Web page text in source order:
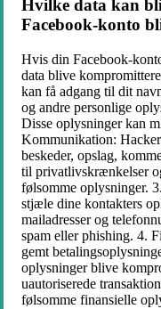
Hvilke data kan
Facebook-konto
Hvis din Facebook-
data blive
kan få adgang til dit
og andre personlige
Disse oplysninger kan
Kommunikation:
beskeder, opslag,
til privatlivskrænkelser
følsomme oplysninger.
stjæle dine kontakters
mailadresser og
spam eller phishing. 4.
gemt
oplysninger blive
uautoriserede
følsomme finansielle